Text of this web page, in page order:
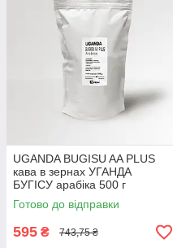
UGANDA BUGISU AA PLUS
кава в зернах УГАНДА
БУГІСУ арабіка 500 г
Свіжообсмажена кава
зернова Моносорт
Готово до відправки
595 ₴ 743,75 ₴